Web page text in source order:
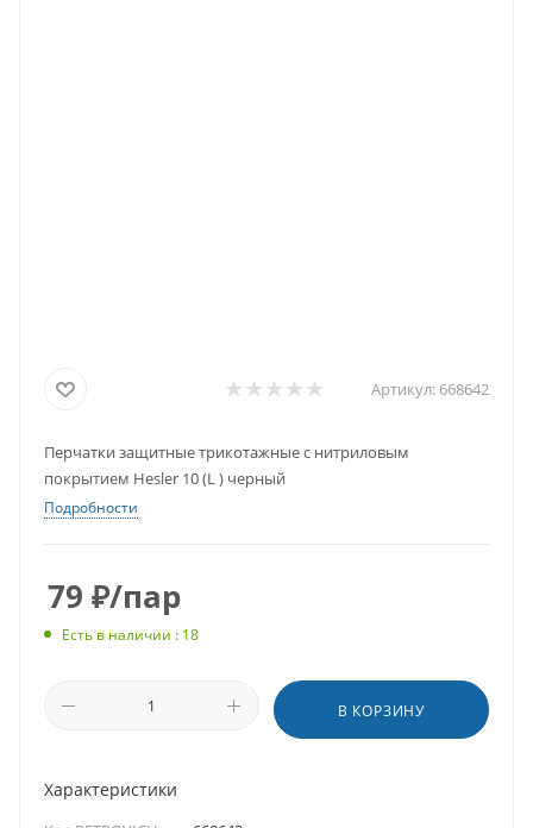
Артикул: 668642
Перчатки защитные трикотажные с нитриловым
покрытием Hesler 10 (L ) черный
Подробности
79 ₽/пар
Есть в наличии : 18
В КОРЗИНУ
Характеристики